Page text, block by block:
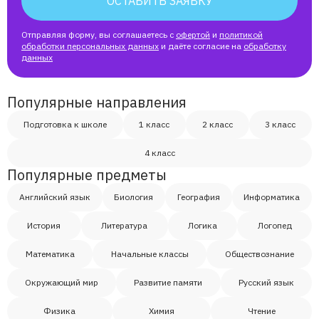
Тимур
Отправляя форму, вы соглашаетесь с офертой и политикой
обработки персональных данных и даёте согласие на обработку
данных
Популярные направления
Подготовка к школе 1 класс 2 класс 3 класс
4 класс
Популярные предметы
Английский язык Биология География Информатика
История Литература Логика Логопед
Математика Начальные классы Обществознание
Окружающий мир Развитие памяти Русский язык
Физика Химия Чтение